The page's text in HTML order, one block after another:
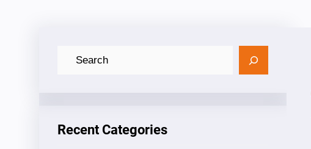
Recent Categories